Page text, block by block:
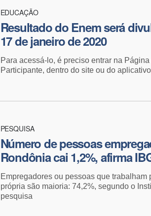
EDUCAÇÃO
Resultado do Enem será
17 de janeiro de 2020
Para acessá-lo, é preciso entrar na Página
Participante, dentro do site ou do
PESQUISA
Número de pessoas
Rondônia cai 1,2%, afirma
Empregadores ou pessoas que trabalham
própria são maioria: 74,2%, segundo o
pesquisa